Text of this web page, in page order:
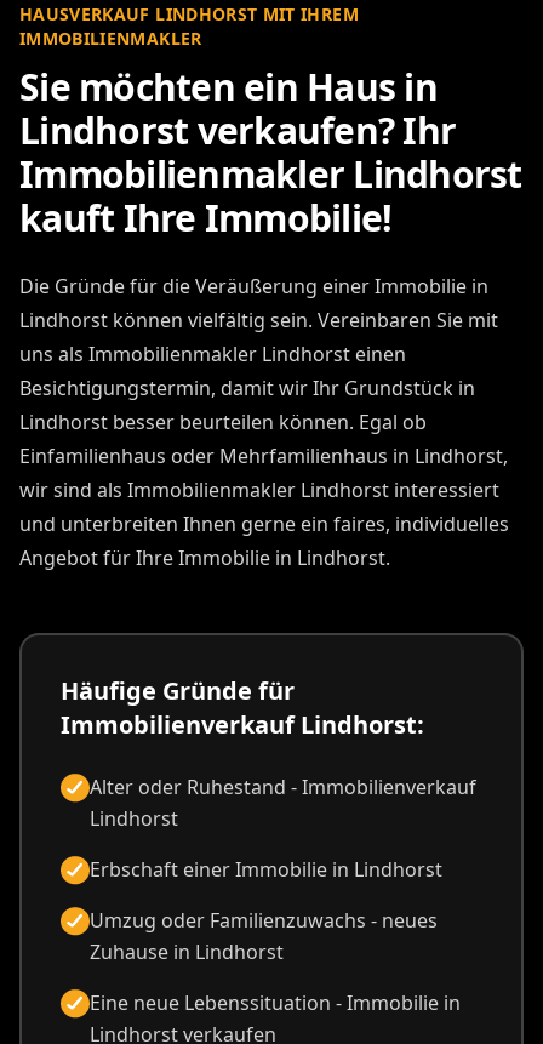
HAUSVERKAUF LINDHORST MIT IHREM
IMMOBILIENMAKLER
Sie möchten ein Haus in
Lindhorst verkaufen? Ihr
Immobilienmakler Lindhorst
kauft Ihre Immobilie!
Die Gründe für die Veräußerung einer Immobilie in
Lindhorst können vielfältig sein. Vereinbaren Sie mit
uns als Immobilienmakler Lindhorst einen
Besichtigungstermin, damit wir Ihr Grundstück in
Lindhorst besser beurteilen können. Egal ob
Einfamilienhaus oder Mehrfamilienhaus in Lindhorst,
wir sind als Immobilienmakler Lindhorst interessiert
und unterbreiten Ihnen gerne ein faires, individuelles
Angebot für Ihre Immobilie in Lindhorst.
Häufige Gründe für
Immobilienverkauf Lindhorst:
Alter oder Ruhestand - Immobilienverkauf
Lindhorst
Erbschaft einer Immobilie in Lindhorst
Umzug oder Familienzuwachs - neues
Zuhause in Lindhorst
Eine neue Lebenssituation - Immobilie in
Lindhorst verkaufen